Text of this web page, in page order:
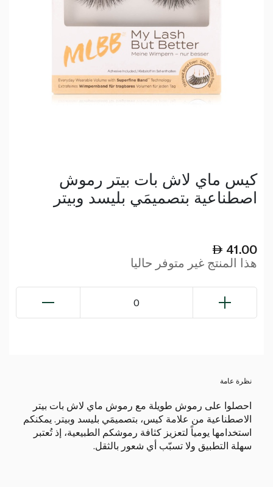
كيس ماي لاش بات بيتر رموش
اصطناعية بتصميمَي بليسد وبيتر
41.00
هذا المنتج غير متوفر حاليا
0
نظرة عامة
احصلوا على رموش طويلة مع رموش ماي لاش بات بيتر
الاصطناعية من علامة كيس، بتصميمَي بليسد وبيتر. يمكنكم
استخدامها يومياً لتعزيز كثافة رموشكم الطبيعية، إذ تُعتبر
سهلة التطبيق ولا تسبّب أي شعور بالثقل.